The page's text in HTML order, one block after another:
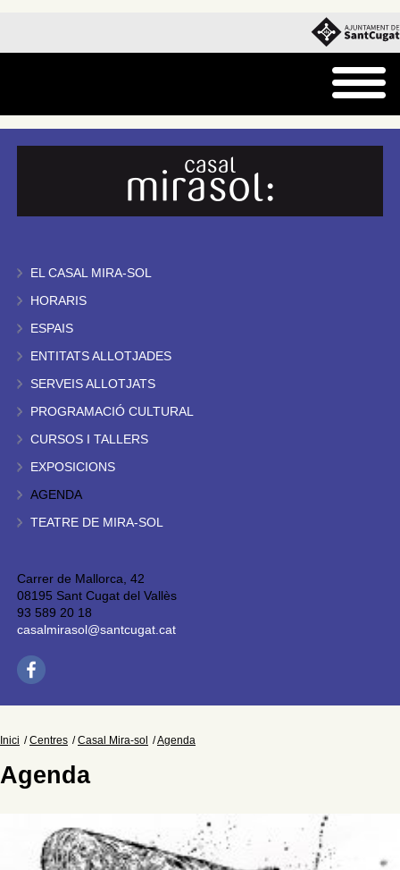
EL CASAL MIRA-SOL
HORARIS
ESPAIS
ENTITATS ALLOTJADES
SERVEIS ALLOTJATS
PROGRAMACIÓ CULTURAL
CURSOS I TALLERS
EXPOSICIONS
AGENDA
TEATRE DE MIRA-SOL
Carrer de Mallorca, 42
08195 Sant Cugat del Vallès
93 589 20 18
casalmirasol@santcugat.cat
Inici Centres Casal Mira-sol Agenda
Agenda